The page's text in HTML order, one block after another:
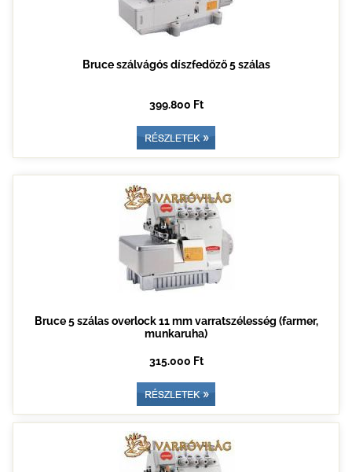
Bruce szálvágós díszfedőző 5 szálas
399.800 Ft
Bruce 5 szálas overlock 11 mm varratszélesség (farmer,
munkaruha)
315.000 Ft